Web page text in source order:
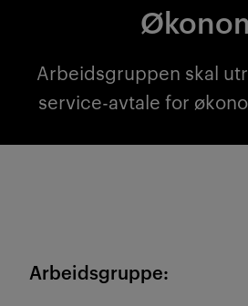
Arbeidsgruppen skal
service-avtale for
Arbeidsgruppe: